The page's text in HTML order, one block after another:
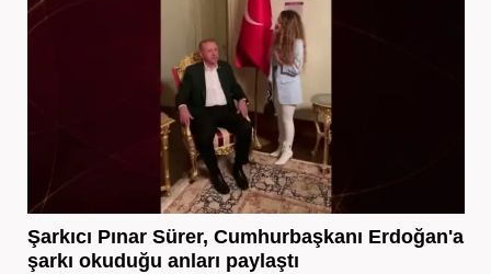
Şarkıcı Pınar Sürer, Cumhurbaşkanı Erdoğan'a
şarkı okuduğu anları paylaştı